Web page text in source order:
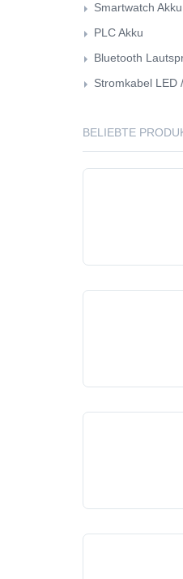
Smartwatch Akku
PLC Akku
Bluetooth
Stromkabel LED
BELIEBTE